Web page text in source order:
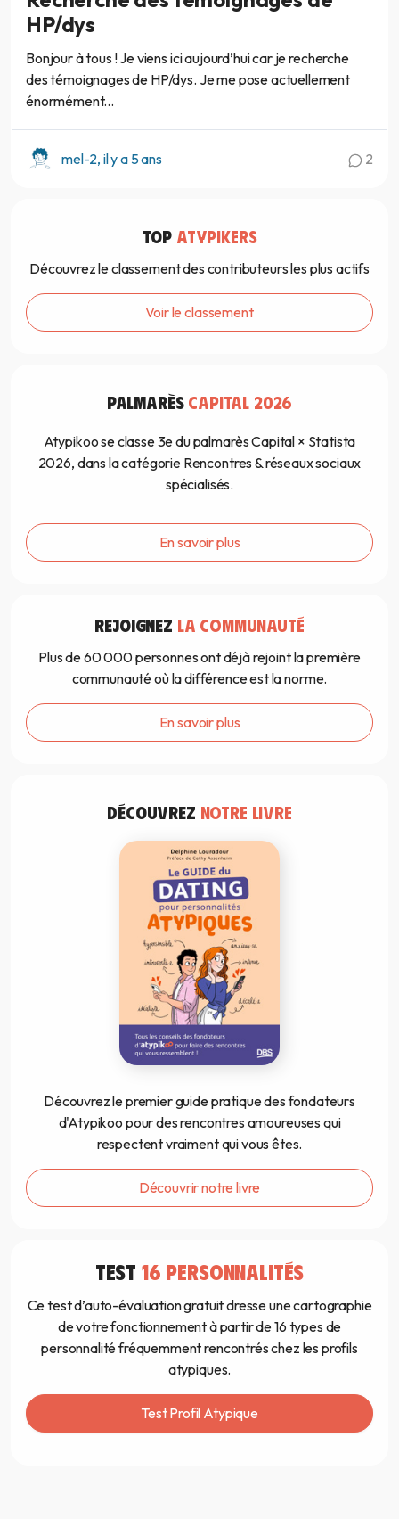
HP/dys
Bonjour à tous ! Je viens ici aujourd’hui car je recherche
des témoignages de HP/dys. Je me pose actuellement
énormément...
mel-2, il y a 5 ans 2
TOP ATYPIKERS
Découvrez le classement des contributeurs les plus actifs
Voir le classement
PALMARÈS CAPITAL 2026
Atypikoo se classe 3e du palmarès Capital × Statista
2026, dans la catégorie Rencontres & réseaux sociaux
spécialisés.
En savoir plus
REJOIGNEZ LA COMMUNAUTÉ
Plus de 60 000 personnes ont déjà rejoint la première
communauté où la différence est la norme.
En savoir plus
DÉCOUVREZ NOTRE LIVRE
Découvrez le premier guide pratique des fondateurs
d'Atypikoo pour des rencontres amoureuses qui
respectent vraiment qui vous êtes.
Découvrir notre livre
TEST 16 PERSONNALITÉS
Ce test d’auto-évaluation gratuit dresse une cartographie
de votre fonctionnement à partir de 16 types de
personnalité fréquemment rencontrés chez les profils
atypiques.
Test Profil Atypique